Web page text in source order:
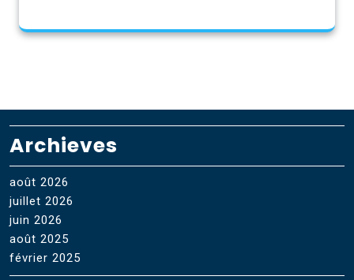
Archieves
août 2026
juillet 2026
juin 2026
août 2025
février 2025